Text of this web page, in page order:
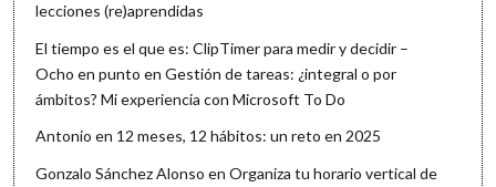
lecciones (re)aprendidas
El tiempo es el que es: ClipTimer para medir y decidir –
Ocho en punto enGestión de tareas: ¿integral o por
ámbitos? Mi experiencia con Microsoft To Do
Antonio en 12 meses, 12 hábitos: un reto en 2025
Gonzalo Sánchez Alonso enOrganiza tu horario vertical de